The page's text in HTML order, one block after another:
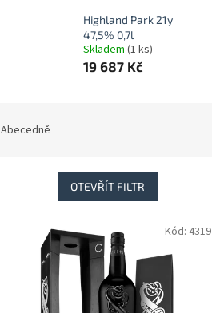
Highland Park 21y
47,5% 0,7l
Skladem (1 ks)
19 687 Kč
Abecedně
OTEVŘÍT FILTR
Kód: 4319